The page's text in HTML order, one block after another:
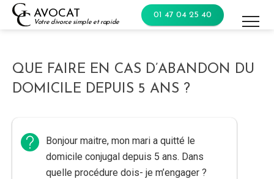
Skip
AVOCAT
Votre divorce simple et rapide
01 47 04 25 40
QUE FAIRE EN CAS D’ABANDON DU
DOMICILE DEPUIS 5 ANS ?
Bonjour maitre, mon mari a quitté le
domicile conjugal depuis 5 ans. Dans
quelle procédure dois- je m’engager ?